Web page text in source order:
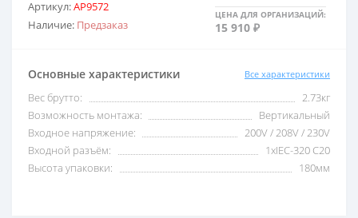
2,5 кВА
3 кВА
5 кВА
С USB
С внешними акб
С двойным
Артикул:AP9572
Наличие: Предзаказ
ЦЕНА ДЛЯ ОРГАНИЗАЦИЙ:
15 910 ₽
Основные характеристики Все характеристики
Вес брутто:
2.73кг
Возможность монтажа:
Вертикальный
Входное напряжение:
200V / 208V / 230V
Входной разъём:
1xIEC-320 C20
Высота упаковки:
180мм